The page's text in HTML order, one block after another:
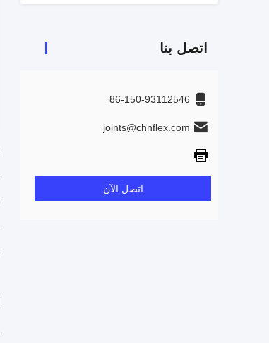
اتصل بنا
86-150-93112546
joints@chnflex.com
اتصل الآن